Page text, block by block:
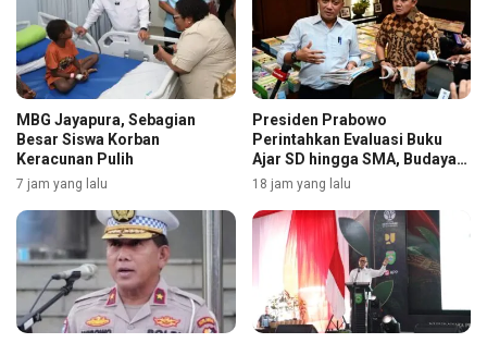
MBG Jayapura, Sebagian
Besar Siswa Korban
Keracunan Pulih
7 jam yang lalu
Presiden Prabowo
Perintahkan Evaluasi Buku
Ajar SD hingga SMA, Budaya
Membaca Digenjot
18 jam yang lalu